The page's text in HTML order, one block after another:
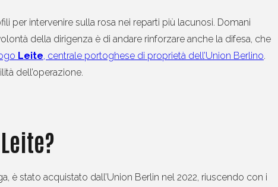
per intervenire sulla rosa nei reparti più lacunosi. Domani
della dirigenza è di andare rinforzare anche la difesa, che
Leite, centrale portoghese di proprietà dell’Union Berlino.
dell’operazione.
?
è stato acquistato dall’Union Berlin nel 2022, riuscendo con i